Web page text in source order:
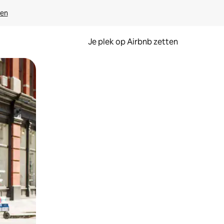
Je plek op Airbnb zetten
of swipen.